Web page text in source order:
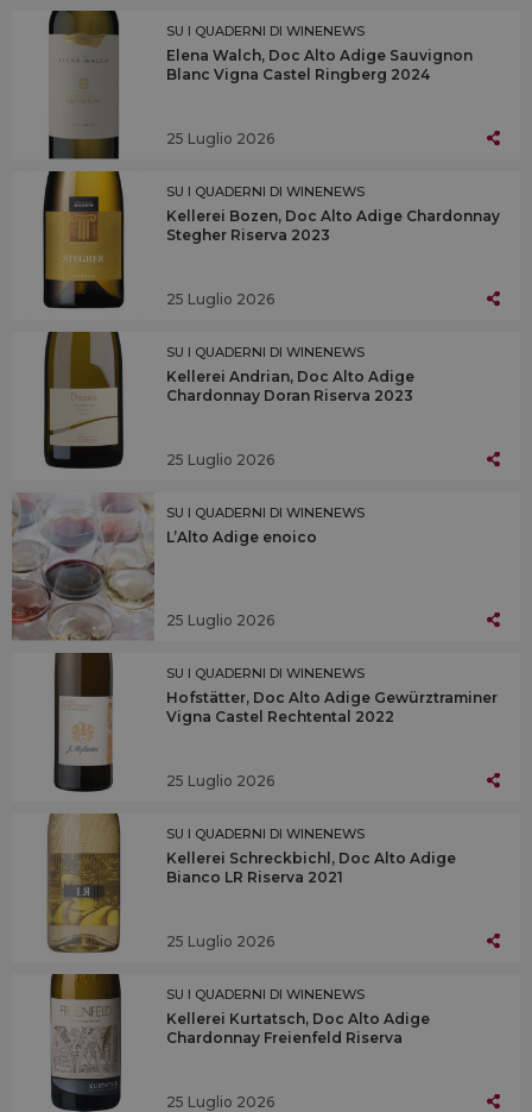
SU I QUADERNI DI WINENEWS
Elena Walch, Doc Alto Adige Sauvignon
Blanc Vigna Castel Ringberg 2024
25 Luglio 2026
SU I QUADERNI DI WINENEWS
Kellerei Bozen, Doc Alto Adige Chardonnay
Stegher Riserva 2023
25 Luglio 2026
SU I QUADERNI DI WINENEWS
Kellerei Andrian, Doc Alto Adige
Chardonnay Doran Riserva 2023
25 Luglio 2026
SU I QUADERNI DI WINENEWS
L’Alto Adige enoico
25 Luglio 2026
SU I QUADERNI DI WINENEWS
Hofstätter, Doc Alto Adige Gewürztraminer
Vigna Castel Rechtental 2022
25 Luglio 2026
SU I QUADERNI DI WINENEWS
Kellerei Schreckbichl, Doc Alto Adige
Bianco LR Riserva 2021
25 Luglio 2026
SU I QUADERNI DI WINENEWS
Kellerei Kurtatsch, Doc Alto Adige
Chardonnay Freienfeld Riserva
25 Luglio 2026